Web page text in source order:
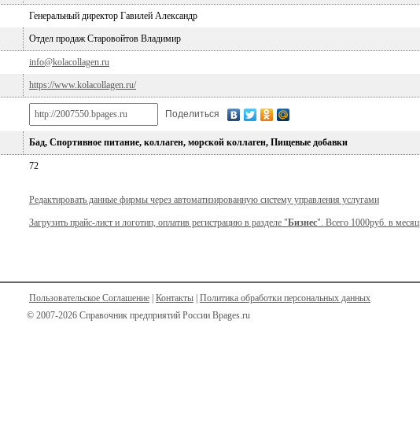
Генеральный директор Гавилей Александр
Отдел продаж Старовойтов Владимир
info@kolacollagen.ru
https://www.kolacollagen.ru/
Поделиться
Бад, Спортивное питание, коллаген, морской коллаген, Пищевые добавки
72
Редактировать данные фирмы через автоматизированную систему управления услугами
Загрузить прайс-лист и логотип, оплатив регистрацию в разделе "Бизнес". Всего 1000руб. в месяц
Пользовательское Соглашение Контакты Политика обработки персональных данных
© 2007-2026 Справочник предприятий России Bpages.ru